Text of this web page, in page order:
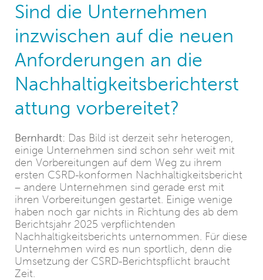
Sind die Unternehmen
inzwischen auf die neuen
Anforderungen an die
Nachhaltigkeitsberichterst
attung vorbereitet?
Bernhardt: Das Bild ist derzeit sehr heterogen,
einige Unternehmen sind schon sehr weit mit
den Vorbereitungen auf dem Weg zu ihrem
ersten CSRD-konformen Nachhaltigkeitsbericht
– andere Unternehmen sind gerade erst mit
ihren Vorbereitungen gestartet. Einige wenige
haben noch gar nichts in Richtung des ab dem
Berichtsjahr 2025 verpflichtenden
Nachhaltigkeitsberichts unternommen. Für diese
Unternehmen wird es nun sportlich, denn die
Umsetzung der CSRD-Berichtspflicht braucht
Zeit.